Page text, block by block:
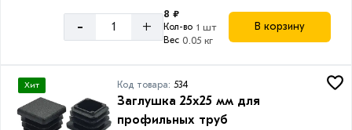
- +
8 ₽
Кол-во 1 шт
Вес 0.05 кг
В корзину
Хит Код товара: 534
Заглушка 25х25 мм для
профильных труб